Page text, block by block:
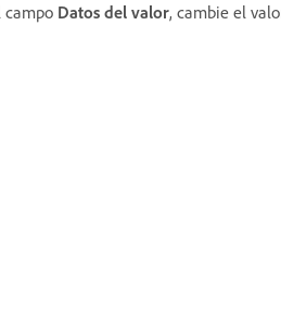
campo Datos del valor, cambie el